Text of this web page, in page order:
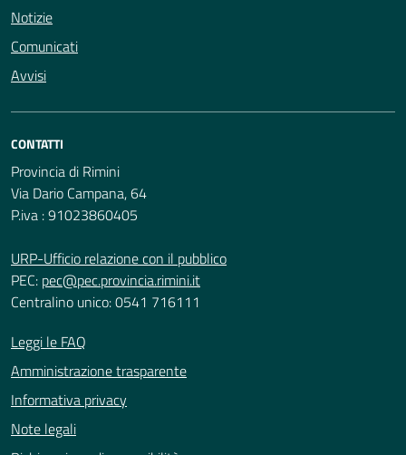
Notizie
Comunicati
Avvisi
CONTATTI
Provincia di Rimini
Via Dario Campana, 64
P.iva : 91023860405
URP-Ufficio relazione con il pubblico
PEC: pec@pec.provincia.rimini.it
Centralino unico: 0541 716111
Leggi le FAQ
Amministrazione trasparente
Informativa privacy
Note legali